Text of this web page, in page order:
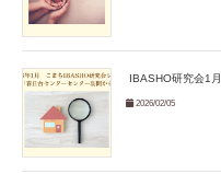
IBASHO研究会1
2026/02/05